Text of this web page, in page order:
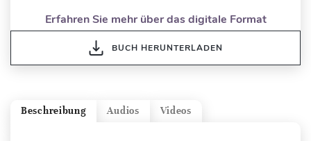
Erfahren Sie mehr über das digitale Format
BUCH HERUNTERLADEN
Videos
Audios
Beschreibung